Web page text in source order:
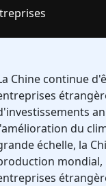
Chine continue
du
échelle, la
mondial,